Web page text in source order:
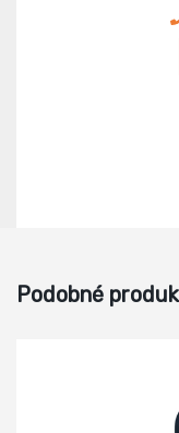
Podobné